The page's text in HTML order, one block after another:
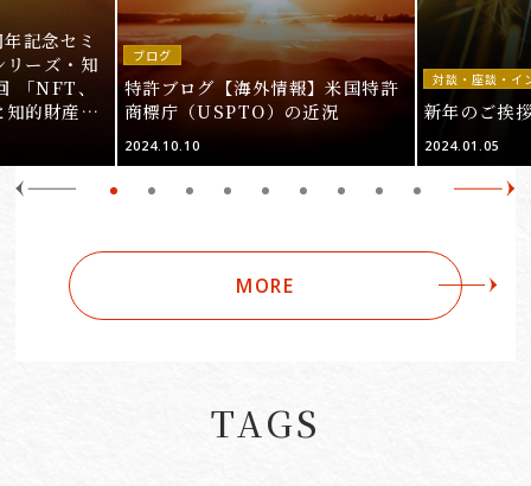
記念セミ
リーズ・知
「NFT、
知的財産
ブログ
特許ブログ【海外情報】米国特許
商標庁（USPTO）の近況
2024.10.10
対談・座談・イ
新年のご挨
2024.01.05
MORE
TAGS